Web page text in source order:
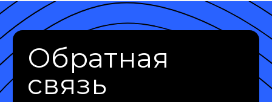
Обратная
связь